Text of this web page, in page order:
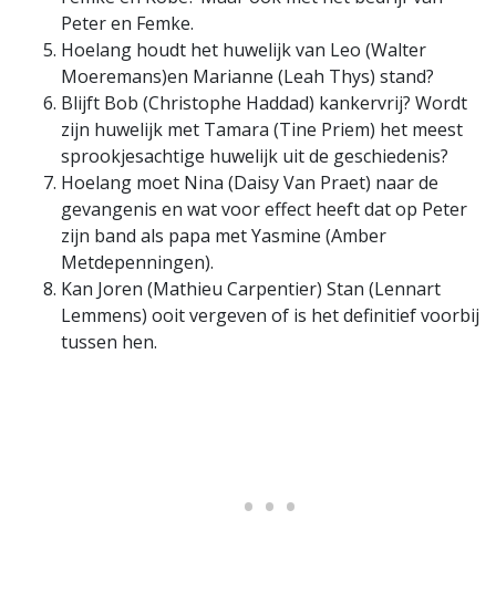
Peter en Femke.
Hoelang houdt het huwelijk van Leo (Walter
Moeremans)en Marianne (Leah Thys) stand?
Blijft Bob (Christophe Haddad) kankervrij? Wordt
zijn huwelijk met Tamara (Tine Priem) het meest
sprookjesachtige huwelijk uit de geschiedenis?
Hoelang moet Nina (Daisy Van Praet) naar de
gevangenis en wat voor effect heeft dat op Peter
zijn band als papa met Yasmine (Amber
Metdepenningen).
Kan Joren (Mathieu Carpentier) Stan (Lennart
Lemmens) ooit vergeven of is het definitief voorbij
tussen hen.